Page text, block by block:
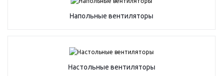
Напольные вентиляторы
Настольные вентиляторы